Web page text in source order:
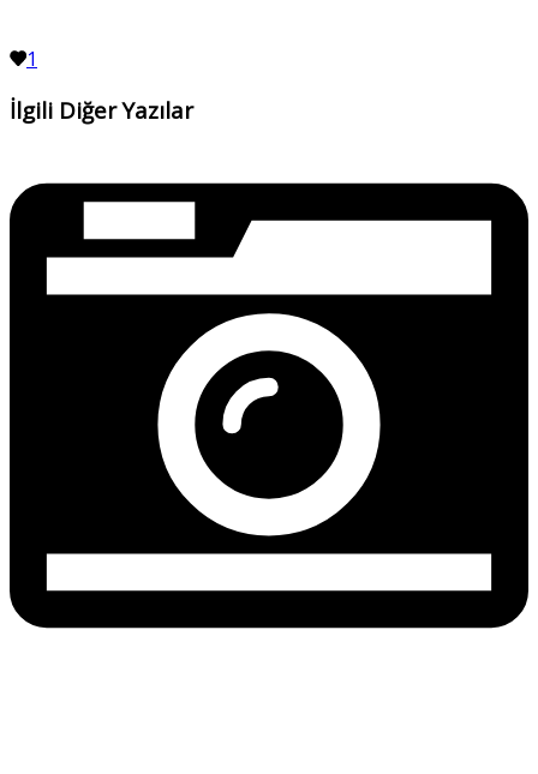
1
İlgili Diğer Yazılar